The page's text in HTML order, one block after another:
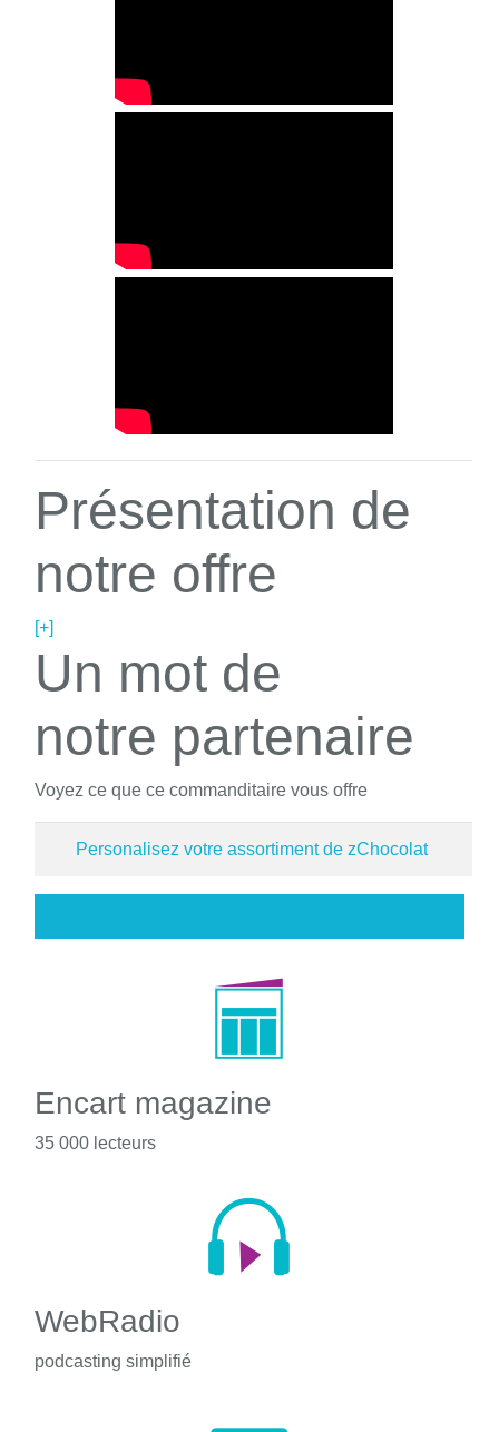
Présentation de
notre offre
[+]
Un mot de
notre partenaire
Voyez ce que ce commanditaire vous offre
Personalisez votre assortiment de zChocolat
Encart magazine
35 000 lecteurs
WebRadio
podcasting simplifié